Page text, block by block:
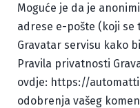
Moguće je da je
adrese e-pošte (koji se
Gravatar servisu kako
Pravila privatnosti
ovdje: https://
odobrenja vašeg